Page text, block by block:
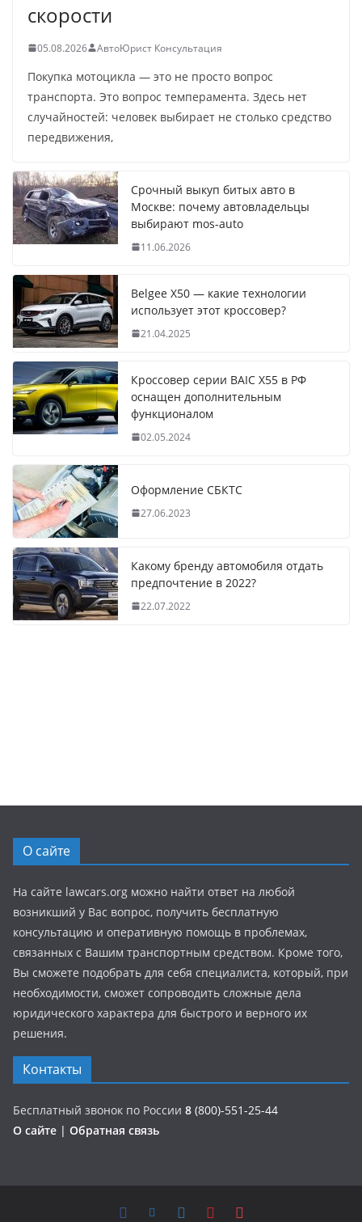
скорости
05.08.2026 АвтоЮрист Консультация
Покупка мотоцикла — это не просто вопрос
транспорта. Это вопрос темперамента. Здесь нет
случайностей: человек выбирает не столько средство
передвижения,
Срочный выкуп битых авто в
Москве: почему автовладельцы
выбирают mos-auto
11.06.2026
Belgee X50 — какие технологии
использует этот кроссовер?
21.04.2025
Кроссовер серии BAIC X55 в РФ
оснащен дополнительным
функционалом
02.05.2024
Оформление СБКТС
27.06.2023
Какому бренду автомобиля отдать
предпочтение в 2022?
22.07.2022
О сайте
На сайте lawcars.org можно найти ответ на любой
возникший у Вас вопрос, получить бесплатную
консультацию и оперативную помощь в проблемах,
связанных с Вашим транспортным средством. Кроме того,
Вы сможете подобрать для себя специалиста, который, при
необходимости, сможет сопроводить сложные дела
юридического характера для быстрого и верного их
решения.
Контакты
Бесплатный звонок по России 8 (800)-551-25-44
О сайте | Обратная связь